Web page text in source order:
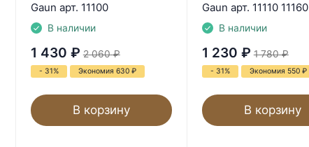
Gaun арт. 11100
В наличии
1 430 ₽ 2 060 ₽
- 31% Экономия 630 ₽
В корзину
Gaun арт. 11110 11160
В наличии
1 230 ₽ 1 780 ₽
- 31% Экономия 550 ₽
В корзину